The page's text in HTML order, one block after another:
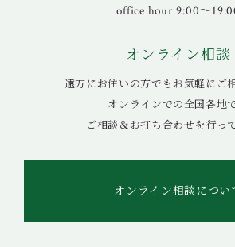
office hour 9:00〜
オンライン相談
遠方にお住いの方でもお気軽にご
オンラインでの全国各地
ご相談＆お打ち合わせを行っ
オンライン相談につい